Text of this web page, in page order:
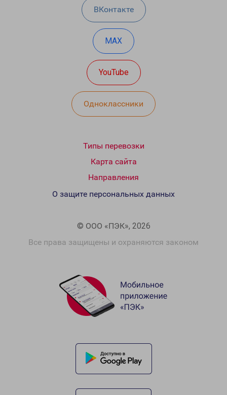
ВКонтакте
MAX
YouTube
Одноклассники
Типы перевозки
Карта сайта
Направления
© ООО «ПЭК», 2026
Все права защищены и охраняются законом
О защите персональных данных